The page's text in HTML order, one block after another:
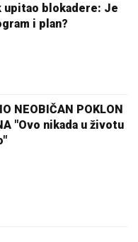
upitao blokadere: Je
i plan?
NEOBIČAN POKLON
"Ovo nikada u životu